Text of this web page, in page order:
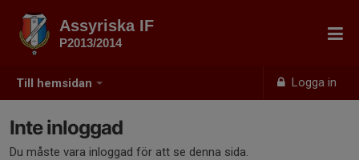
Till hemsidan Logga in
Assyriska IF
P2013/2014
Inte inloggad
Du måste vara inloggad för att se denna sida.